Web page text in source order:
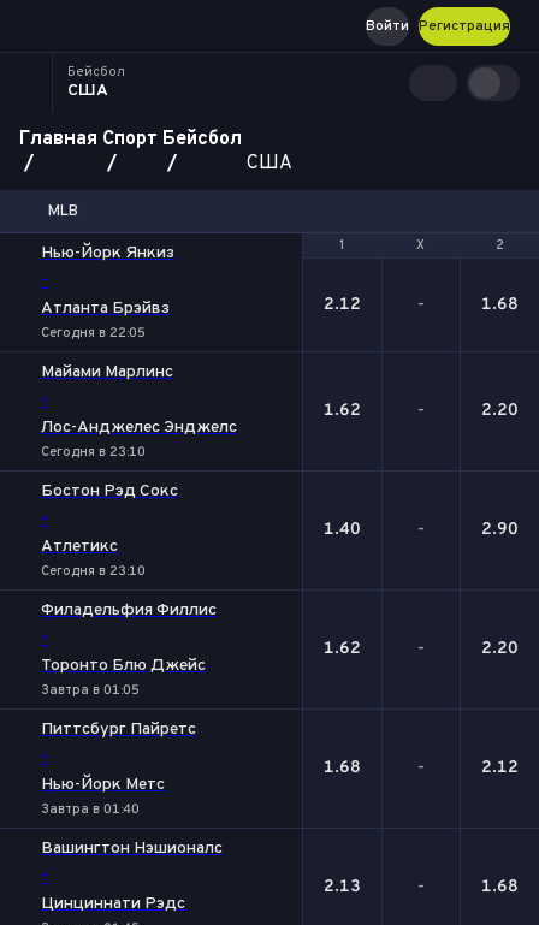
Регистрация
Войти
Бейсбол
США
Главная Спорт Бейсбол
США
MLB
1 Х 2
Нью-Йорк Янкиз
-
Атланта Брэйвз
Сегодня в 22:05
1 Х 2
2.12 - 1.68
Майами Марлинс
-
Лос-Анджелес Энджелс
Сегодня в 23:10
1.62 - 2.20
Бостон Рэд Сокс
-
Атлетикс
Сегодня в 23:10
1.40 - 2.90
Филадельфия Филлис
-
Торонто Блю Джейс
Завтра в 01:05
1.62 - 2.20
Питтсбург Пайретс
-
Нью-Йорк Метс
Завтра в 01:40
1.68 - 2.12
Вашингтон Нэшионалс
-
Цинциннати Рэдс
2.13 - 1.68